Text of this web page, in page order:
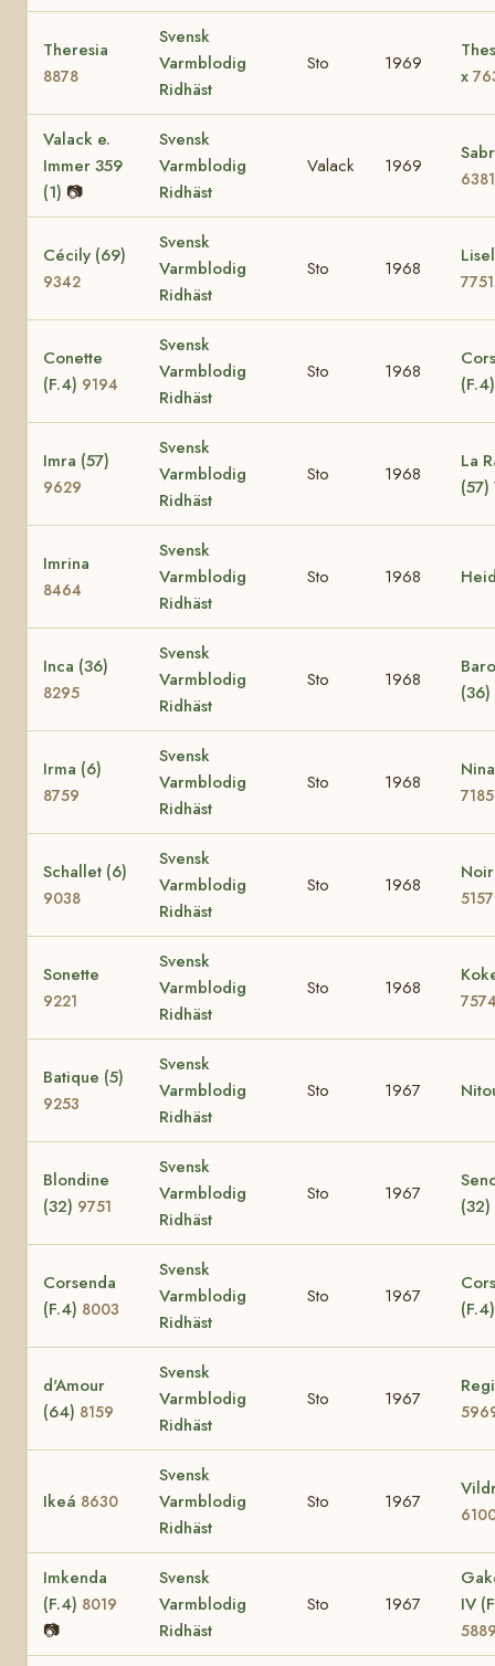
Theresia
8878
Svensk
Varmblodig
Ridhäst
Sto 1969
x
Valack e.
Immer 359
(1) 📷
Svensk
Varmblodig
Ridhäst
Valack 1969
6381
Cécily (69)
9342
Svensk
Varmblodig
Ridhäst
Sto 1968
7751
Conette
(F.4) 9194
Svensk
Varmblodig
Ridhäst
Sto 1968
Imra (57)
9629
Svensk
Varmblodig
Ridhäst
Sto 1968
La
(57)
Imrina
8464
Svensk
Varmblodig
Ridhäst
Sto 1968
Inca (36)
8295
Svensk
Varmblodig
Ridhäst
Sto 1968
(36)
Irma (6)
8759
Svensk
Varmblodig
Ridhäst
Sto 1968
7185
Schallet (6)
9038
Svensk
Varmblodig
Ridhäst
Sto 1968
5157
Sonette
9221
Svensk
Varmblodig
Ridhäst
Sto 1968
Batique (5)
9253
Svensk
Varmblodig
Ridhäst
Sto 1967
Blondine
(32) 9751
Svensk
Varmblodig
Ridhäst
Sto 1967
(32)
Corsenda
(F.4) 8003
Svensk
Varmblodig
Ridhäst
Sto 1967
d'Amour
(64) 8159
Svensk
Varmblodig
Ridhäst
Sto 1967
Ikeá 8630
Svensk
Varmblodig
Ridhäst
Sto 1967
Imkenda
(F.4) 8019
📷
Svensk
Varmblodig
Ridhäst
Sto 1967
IV